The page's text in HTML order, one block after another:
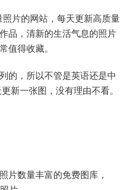
片的网站，每天更新高质量
品，清新的生活气息的照片
值得收藏。
的，所以不管是英语还是中
新一张图，没有理由不看。
片数量丰富的免费图库，